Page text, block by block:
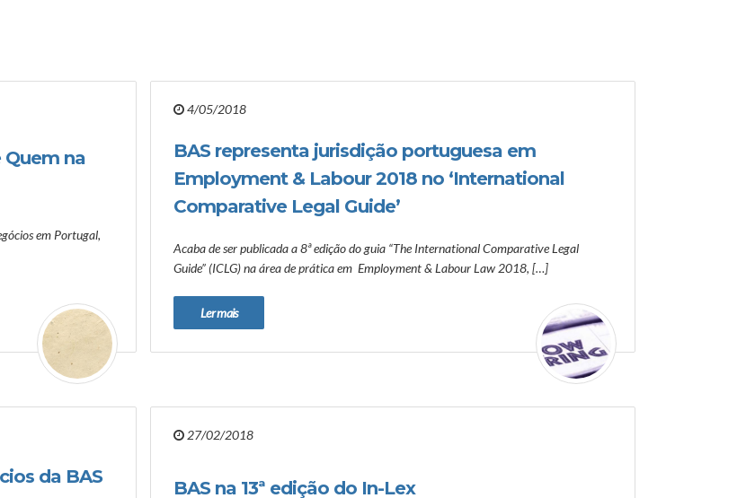
na
em Portugal,
4/05/2018
BAS representa jurisdição portuguesa em
Employment & Labour 2018 no ‘International
Comparative Legal Guide’
Acaba de ser publicada a 8ª edição do guia “The International Comparative Legal
Guide” (ICLG) na área de prática em Employment & Labour Law 2018, […]
Ler mais
da BAS
27/02/2018
BAS na 13ª edição do In-Lex